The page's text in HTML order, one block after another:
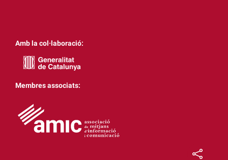
Amb la col·laboració:
Membres associats: